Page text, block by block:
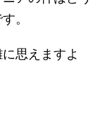
。
思えますよ